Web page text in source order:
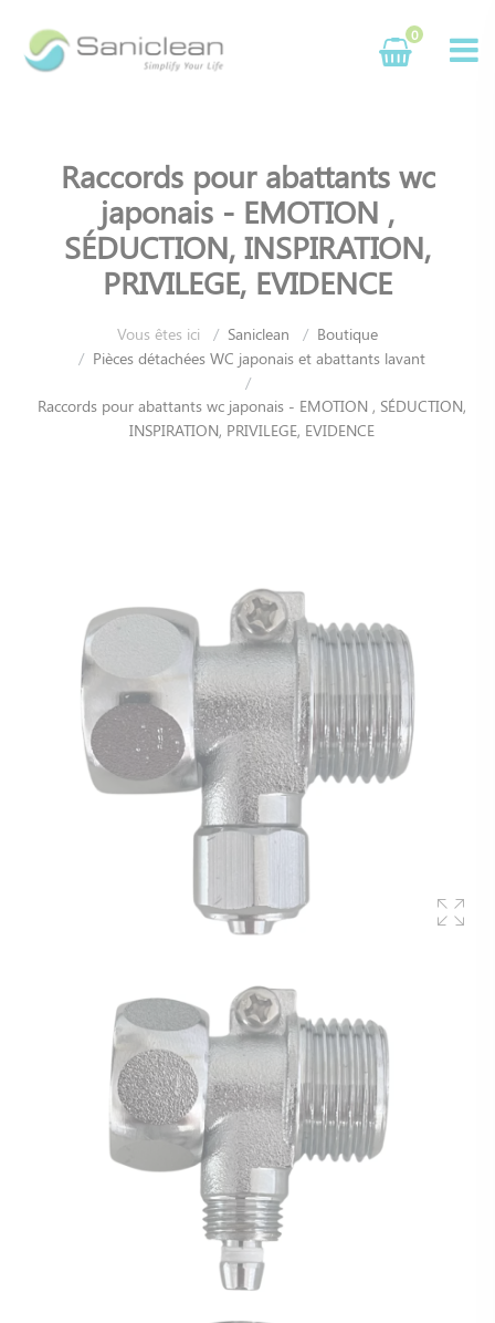
0
Raccords pour abattants wc
japonais - EMOTION ,
SÉDUCTION, INSPIRATION,
PRIVILEGE, EVIDENCE
Vous êtes ici Saniclean
Boutique
Pièces détachées WC japonais et abattants lavant
Raccords pour abattants wc japonais - EMOTION , SÉDUCTION,
INSPIRATION, PRIVILEGE, EVIDENCE